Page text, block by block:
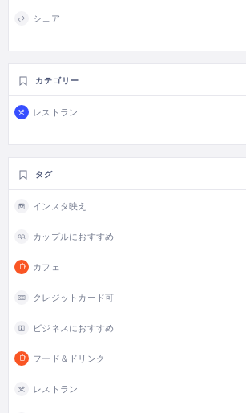
シェア
カテゴリー
レストラン
タグ
インスタ映え
カップルにおすすめ
カフェ
クレジットカード可
ビジネスにおすすめ
フード＆ドリンク
レストラン